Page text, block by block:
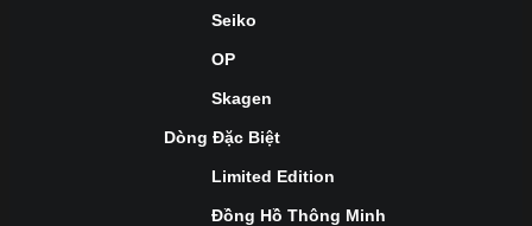
Seiko
OP
Skagen
Dòng Đặc Biệt
Limited Edition
Đồng Hồ Thông Minh